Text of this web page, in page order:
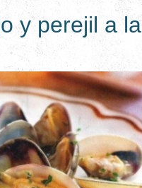
y perejil a la